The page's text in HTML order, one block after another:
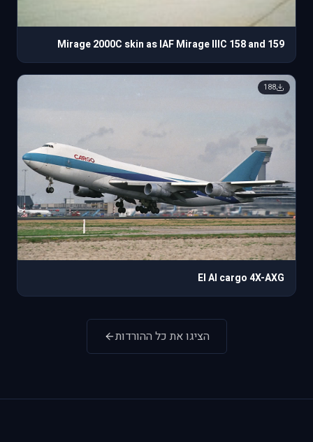
Mirage 2000C skin as IAF Mirage IIIC 158 and 159
188
El Al cargo 4X-AXG
הציגו את כל ההורדות